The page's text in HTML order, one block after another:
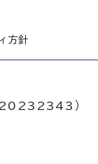
方針
）